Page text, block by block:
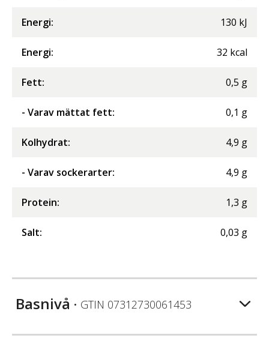
Energi: 130 kJ
Energi: 32 kcal
Fett: 0,5 g
- Varav mättat fett: 0,1 g
Kolhydrat: 4,9 g
- Varav sockerarter: 4,9 g
Protein: 1,3 g
Salt: 0,03 g
Basnivå • GTIN 07312730061453